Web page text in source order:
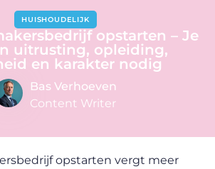
HUISHOUDELIJK
opstarten – Je
uitrusting, opleiding,
en karakter nodig
Bas Verhoeven
Content Writer
opstarten vergt meer